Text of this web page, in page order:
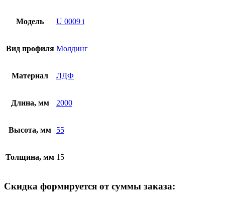
Модель U 0009 i
Вид профиля Молдинг
Материал ЛДФ
Длина, мм 2000
Высота, мм 55
Толщина, мм 15
Скидка формируется от суммы заказа: